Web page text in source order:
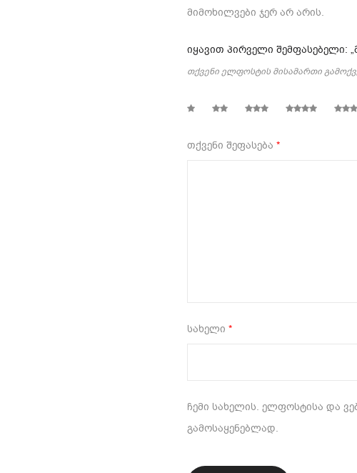
მიმოხილვები ჯერ არ არის.
იყავით პირველი შემფასებელი:
თქვენი ელფოსტის მისამართი
თქვენი შეფასება *
სახელი *
ჩემი სახელის. ელფოსტისა და
გამოსაყენებლად.